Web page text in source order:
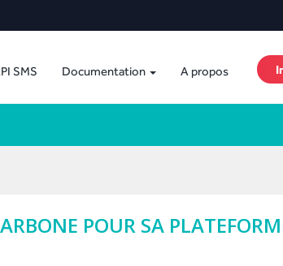
SMS Documentation A propos
POUR SA